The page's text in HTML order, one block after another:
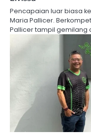
Pencapaian luar biasa
Maria Pallicer.
Pallicer tampil gemilang